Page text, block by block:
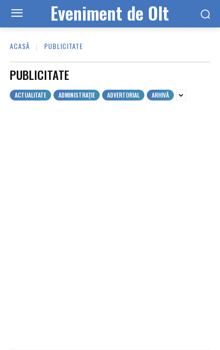
Eveniment de Olt
ACASĂ PUBLICITATE
PUBLICITATE
ACTUALITATE ADMINISTRAȚIE ADVERTORIAL ARHIVĂ